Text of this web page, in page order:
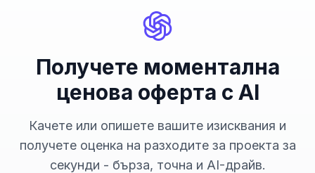
Получете моментална
ценова оферта с AI
Качете или опишете вашите изисквания и
получете оценка на разходите за проекта за
секунди - бърза, точна и AI-драйв.